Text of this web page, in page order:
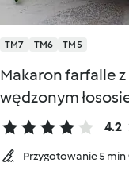
TM7 TM6 TM5
Makaron farfalle
wędzonym
4.2
Przygotowanie 5 min